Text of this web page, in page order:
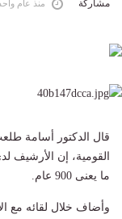
مشاركة منذ عام واحد
قال الدكتور أسامة
ما يعنى 900 عام.
وأضاف خلال لقائه مع